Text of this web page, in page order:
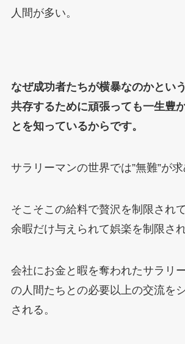
人間が多い。
なぜ成功者たちが横暴なのかとい
共存するために頑張っても一生豊
とを知っているからです。
サラリーマンの世界では”無難”が求
そこそこの給料で贅沢を制限され
余暇だけ与えられて娯楽を制限され
会社にお金と暇を奪われたサラリ
の人間たちとの必要以上の交流を
される。